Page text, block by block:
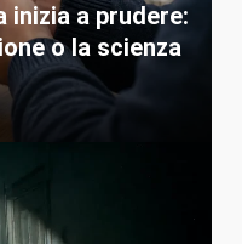
inizia a prudere:
o la scienza